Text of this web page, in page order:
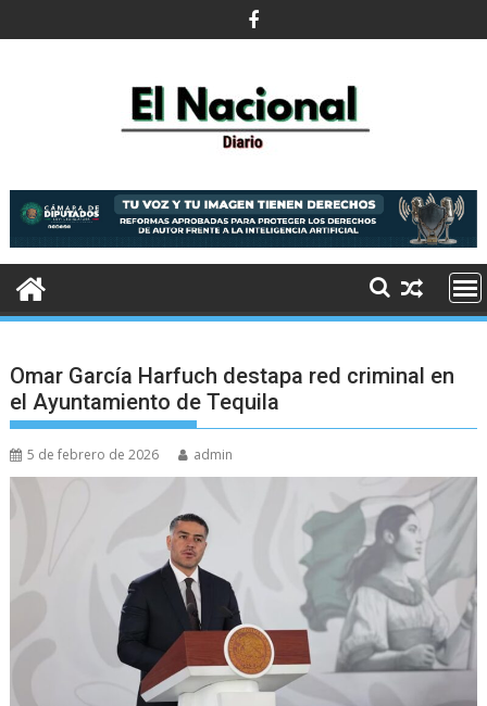
al
Omar García Harfuch destapa red criminal en
el Ayuntamiento de Tequila
5 de febrero de 2026 admin